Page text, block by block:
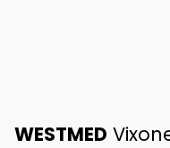
WESTMED